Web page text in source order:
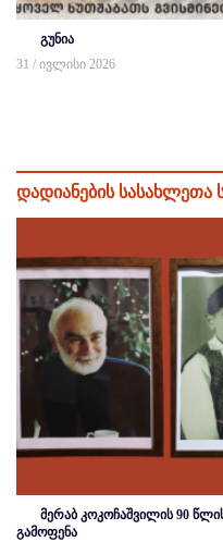
გუნია
31 / ივლისი 2026
დადიანების სასახლეთა
მერაბ კოკოჩაშვილის 90
გამოფენა